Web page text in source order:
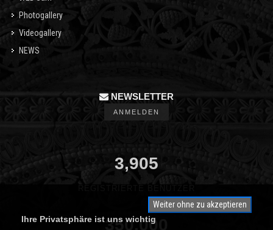
Photogallery
Videogallery
NEWS
NEWSLETTER
ANMELDEN
3,905
350,000
Weiter ohne zu akzeptieren
Ihre Privatsphäre ist uns wichtig